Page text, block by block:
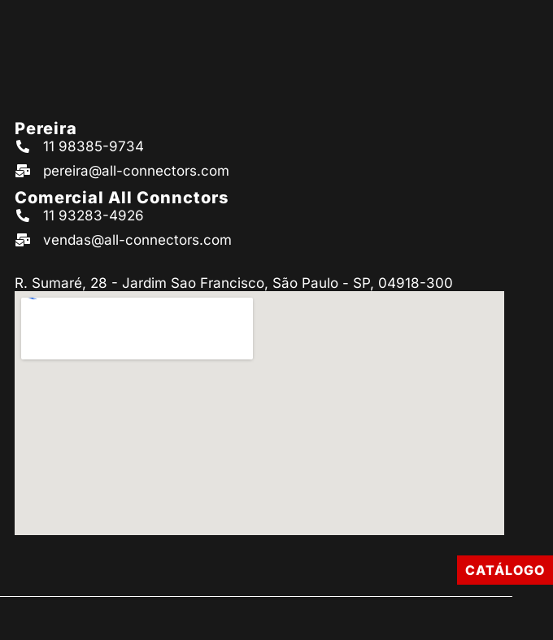
Pereira
11 98385-9734
pereira@all-connectors.com
Comercial All Connctors
11 93283-4926
vendas@all-connectors.com
R. Sumaré, 28 - Jardim Sao Francisco, São Paulo - SP, 04918-300
CATÁLOGO